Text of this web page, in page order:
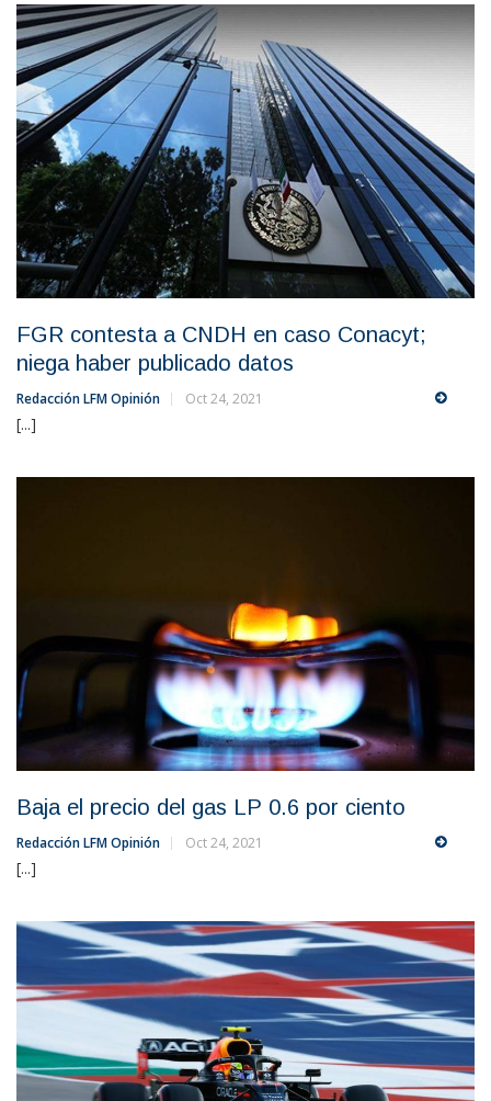
FGR contesta a CNDH en caso Conacyt;
niega haber publicado datos
Redacción LFM Opinión Oct 24, 2021
[...]
Baja el precio del gas LP 0.6 por ciento
Redacción LFM Opinión Oct 24, 2021
[...]